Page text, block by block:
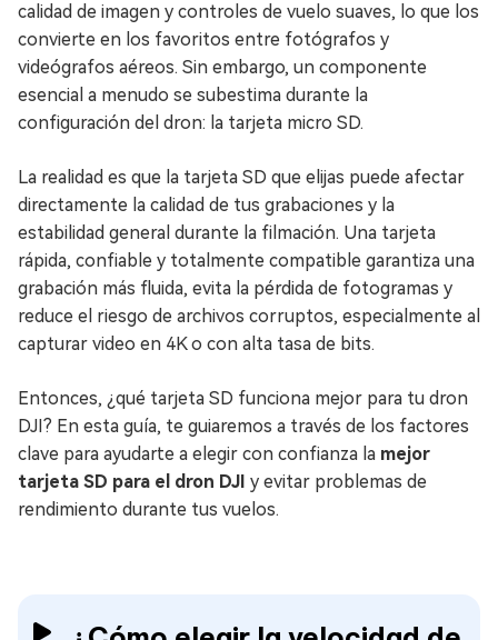
calidad de imagen y controles de vuelo suaves, lo que los
convierte en los favoritos entre fotógrafos y
videógrafos aéreos. Sin embargo, un componente
esencial a menudo se subestima durante la
configuración del dron: la tarjeta micro SD.
La realidad es que la tarjeta SD que elijas puede afectar
directamente la calidad de tus grabaciones y la
estabilidad general durante la filmación. Una tarjeta
rápida, confiable y totalmente compatible garantiza una
grabación más fluida, evita la pérdida de fotogramas y
reduce el riesgo de archivos corruptos, especialmente al
capturar video en 4K o con alta tasa de bits.
Entonces, ¿qué tarjeta SD funciona mejor para tu dron
DJI? En esta guía, te guiaremos a través de los factores
clave para ayudarte a elegir con confianza la mejor
tarjeta SD para el dron DJI y evitar problemas de
rendimiento durante tus vuelos.